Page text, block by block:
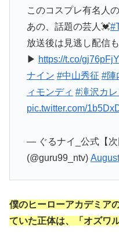
このコスプレ有名人
あの、話題の芸人💓
放送後は見逃し配信
▶︎ https://t.co/
ナイン #中山秀征 #陣
ィモンディ #滝沢カレ
pic.twitter.com/
— ぐるナイ_公式【次
(@guru99_ntv)
僕のヒーローアカデミア
ていた正体は、「オズワ